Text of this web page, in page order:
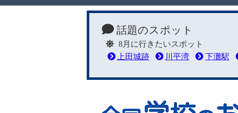
話題のスポット
8月に行きたいスポット
上田城跡
川平湾 下灘駅